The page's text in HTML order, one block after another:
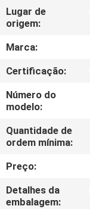
SOBRE
NÓS
VISITA
À
FÁBRICA
CONTROLE
DE
QUALIDADE
Lugar de
origem:
Marca:
Certificação:
Número do
modelo:
Quantidade de
ordem mínima:
Preço:
Detalhes da
embalagem: